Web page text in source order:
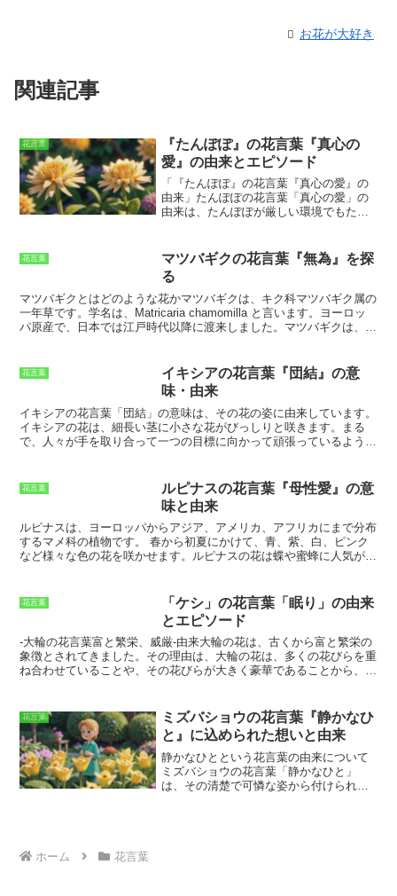
お花が大好き
関連記事
花言葉
『たんぽぽ』の花言葉『真心の
愛』の由来とエピソード
「『たんぽぽ』の花言葉『真心の愛』の
由来」 たんぽぽの花言葉「真心の愛」の
由来は、たんぽぽが厳しい環境でもたく
られたと考えられています。また、たん
ぽぽの黄色い花色は、太陽の光を思わ
せ、希望や元気、前向きな気持ちを象徴
する色であるため、愛する人を励ました
り、応援したりする気持ちを表す花言葉
としても使われています。さらに、たん
もつなぎ止めたいという願いを込めた花
言葉としても親しまれています。
花言葉
マツバギクの花言葉『無為』を探
る
マツバギクとはどのような花かマツバギクは、キク科マツバギク属の
一年草です。学名は、Matricaria chamomilla と言います。ヨーロッ
パ原産で、日本では江戸時代以降に渡来しました。マツバギクは、高
黄色で、直径1～2cmほどです。開花期は5～9月で、特に6～7月に多
く花を咲かせます。マツバギクは、日当たりの良い場所を好み、乾燥
気味の水はけの良い土壌を好まれます。種をまいて増やすことができ
ます。マツバギクは、ハーブとしても知られており、花や葉を乾燥さ
せてお茶にして飲用したり、アロマオイルや化粧品などに利用されま
す。また、マツバギクは、カモミールとも呼ばれ、カモミールティー
花言葉
イキシアの花言葉『団結』の意
味・由来
イキシアの花言葉「団結」の意味は、その花の姿に由来しています。
イキシアの花は、細長い茎に小さな花がびっしりと咲きます。まる
で、人々が手を取り合って一つの目標に向かって頑張っているように
り倒れたりすることなく、しなやかに風に揺れます。このことから、
イキシアの花は「しなやかな強さ」の象徴とされ、縁起の良い花とさ
れています。イキシアの花言葉「団結」は、人と人との絆を大切にす
る気持ちを思い出させてくれる言葉です。
花言葉
ルピナスの花言葉『母性愛』の意
味と由来
ルピナスは、ヨーロッパからアジア、アメリカ、アフリカにまで分布
するマメ科の植物です。
春から初夏にかけて、青、紫、白、ピンク
など様々な色の花を咲かせます。ルピナスの花は蝶や蜜蜂に人気があ
ていることからつけられました。ルピナスの花は、多くの国で母親の
日に贈られる花としても知られています。ルピナスの葉は、家畜の飼
料として利用されることもあります。また、ルピナスの種からは食用
油が採れます。ルピナスの種子は、また、タンパク質が豊富であるこ
とから、食品添加物としても使用されます。ルピナスの特徴は、 花が
縦長の穂状になって咲いていることです。 また、ルピナスの葉は掌
花言葉
「ケシ」の花言葉「眠り」の由来
とエピソード
-大輪の花言葉富と繁栄、威厳-由来大輪の花は、古くから富と繁栄の
象徴とされてきました。その理由は、大輪の花は、多くの花びらを重
ね合わせていることや、その花びらが大きく豪華であることから、豊
きました。エピソード古代ローマでは、大輪の花は、勝利の象徴とし
て用いられていました。凱旋将軍が凱旋パレードを行う際、その頭に
は大輪の花が飾られた冠が載せられました。また、古代ギリシャで
は、大輪の花は、豊穣の女神デメテルの象徴として崇められていまし
た。デメテルは、穀物や農作物を司る女神であり、大輪の花は、デメ
テルの豊かさや恵みを象徴する花として人々に愛されていました。-
きました。
エピソード古代ギリシャでは、美しい花は、愛の女神アフ
花言葉
ミズバショウの花言葉『静かなひ
と』に込められた想いと由来
静かなひとという花言葉の由来について
ミズバショウの花言葉「静かなひと」
は、その清楚で可憐な姿から付けられた
ホーム 花言葉